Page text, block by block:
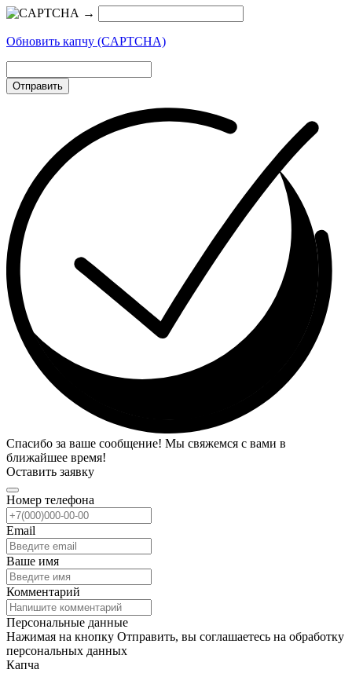
→
Обновить капчу (CAPTCHA)
Отправить
Спасибо за ваше сообщение! Мы свяжемся с вами в
ближайшее время!
Оставить заявку
Номер телефона
Email
Ваше имя
Комментарий
Персональные данные
Нажимая на кнопку Отправить, вы соглашаетесь на обработку
персональных данных
Капча